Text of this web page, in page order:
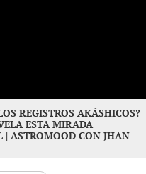
REGISTROS AKÁSHICOS?
ESTA MIRADA
| ASTROMOOD CON JHAN